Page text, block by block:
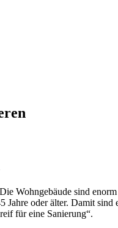
Wohngebäude sind
Jahre oder älter. Damit
für eine Sanierung“.